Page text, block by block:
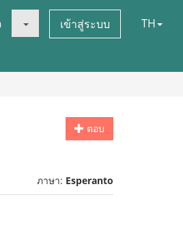
เข้าสู่ระบบ TH
ตอบ
ภาษา: Esperanto